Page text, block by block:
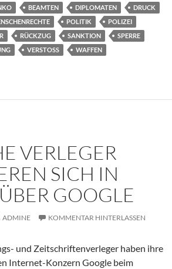
BEAMTEN DIPLOMATEN
DRUCK
POLITIK
POLIZEI
RÜCKZUG SANKTION
SPERRE
VERSTOSS
WAFFEN
VERLEGER
SICH IN
GOOGLE
ADMINE KOMMENTAR HINTERLASSEN
und Zeitschriftenverleger haben ihre
Internet-Konzern Google beim